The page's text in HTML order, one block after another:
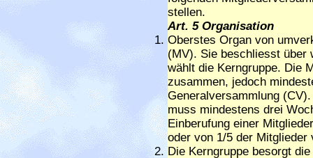
stellen.
Art. 5 Organisation
Oberstes Organ von
(MV). Sie beschliesst über
wählt die Kerngruppe. Die
zusammen, jedoch
Generalversammlung
muss mindestens drei
Einberufung einer
oder von 1/5 der Mitglieder
Die Kerngruppe besorgt